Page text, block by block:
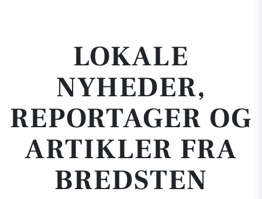
LOKALE
NYHEDER,
REPORTAGER OG
ARTIKLER FRA
BREDSTEN